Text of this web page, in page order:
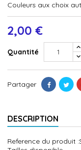
Couleurs aux choix
2,00 €
Quantité
Partager
DESCRIPTION
Reference du produit